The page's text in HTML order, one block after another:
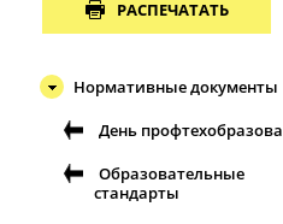
РАСПЕЧАТАТЬ
Нормативные документы
День
Образовательные
стандарты